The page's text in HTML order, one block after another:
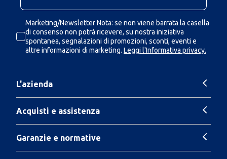
Marketing/Newsletter Nota: se non viene barrata la casella
di consenso non potrà ricevere, su nostra iniziativa
spontanea, segnalazioni di promozioni, sconti, eventi e
altre informazioni di marketing. Leggi l'Informativa privacy.
L'azienda
Acquisti e assistenza
Garanzie e normative